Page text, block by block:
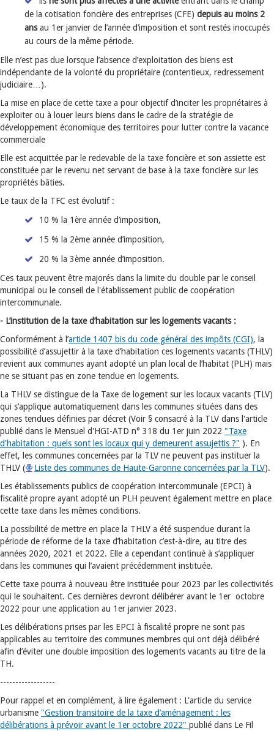
de la cotisation foncière des entreprises (CFE) depuis au moins 2
ansau 1er janvier de l’année d’imposition et sont restés inoccupés
au cours de la même période.
Elle n’est pas due lorsque l’absence d’exploitation des biens est
indépendante de la volonté du propriétaire (contentieux, redressement
judiciaire…).
La mise en place de cette taxe a pour objectif d’inciter les propriétaires à
exploiter ou à louer leurs biens dans le cadre de la stratégie de
développement économique des territoires pour lutter contre la vacance
commerciale
Elle est acquittée par le redevable de la taxe foncière et son assiette est
constituée par le revenu net servant de base à la taxe foncière sur les
propriétés bâties.
Le taux de la TFC est évolutif :
10 % la 1ère année d’imposition,
15 % la 2ème année d’imposition,
20 % la 3ème année d’imposition.
Ces taux peuvent être majorés dans la limite du double par le conseil
municipal ou le conseil de l'établissement public de coopération
intercommunale.
- L’institution de la taxe d’habitation sur les logements vacants :
Conformément à l’article 1407 bis du code général des impôts (CGI), la
possibilité d’assujettir à la taxe d’habitation ces logements vacants (THLV)
revient aux communes ayant adopté un plan local de l’habitat (PLH) mais
ne se situant pas en zone tendue en logements.
La THLV se distingue de la Taxe de logement sur les locaux vacants (TLV)
qui s’applique automatiquement dans les communes situées dans des
zones tendues définies par décret (Voir § consacré à la TLV dans l'article
publié dans le Mensuel d'HGI-ATD n° 318 du 1er juin 2022 "Taxe
d'habitation : quels sont les locaux qui y demeurent assujettis ?" ). En
effet, les communes concernées par la TLV ne peuvent pas instituer la
THLV (
Liste des communes de Haute-Garonne concernées par la TLV).
Les établissements publics de coopération intercommunale (EPCI) à
fiscalité propre ayant adopté un PLH peuvent également mettre en place
cette taxe dans les mêmes conditions.
La possibilité de mettre en place la THLV a été suspendue durant la
période de réforme de la taxe d’habitation c’est-à-dire, au titre des
années 2020, 2021 et 2022. Elle a cependant continué à s’appliquer
dans les communes qui l’avaient précédemment instituée.
Cette taxe pourra à nouveau être instituée pour 2023 par les collectivités
qui le souhaitent. Ces dernières devront délibérer avant le 1er octobre
2022 pour une application au 1er janvier 2023.
Les délibérations prises par les EPCI à fiscalité propre ne sont pas
applicables au territoire des communes membres qui ont déjà délibéré
afin d’éviter une double imposition des logements vacants au titre de la
TH.
------------------
Pour rappel et en complément, à lire également : L'article du service
urbanisme "Gestion transitoire de la taxe d’aménagement : les
délibérations à prévoir avant le 1er octobre 2022" publié dans Le Fil